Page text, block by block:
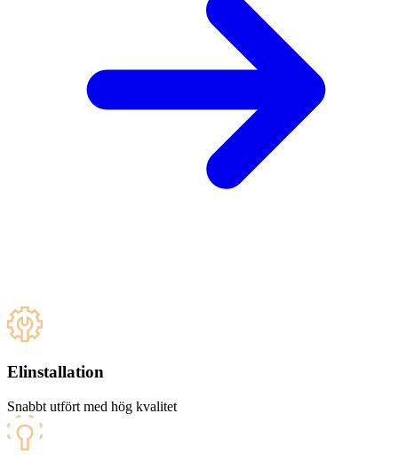
Elinstallation
Snabbt utfört med hög kvalitet